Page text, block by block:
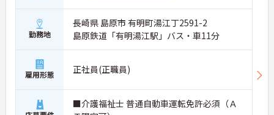
勤務地
長崎県 島原市 有明町湯江丁2591-2
島原鉄道「有明湯江駅」バス・車11分
雇用形態 正社員(正職員)
■介護福祉士 普通自動車運転免許必須（Ａ